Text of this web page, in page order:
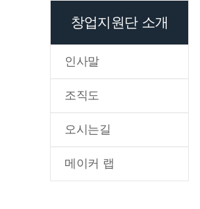
창업지원단 소개
인사말
조직도
오시는길
메이커 랩